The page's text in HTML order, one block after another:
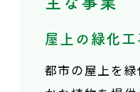
屋上の緑化工
都市の屋上を